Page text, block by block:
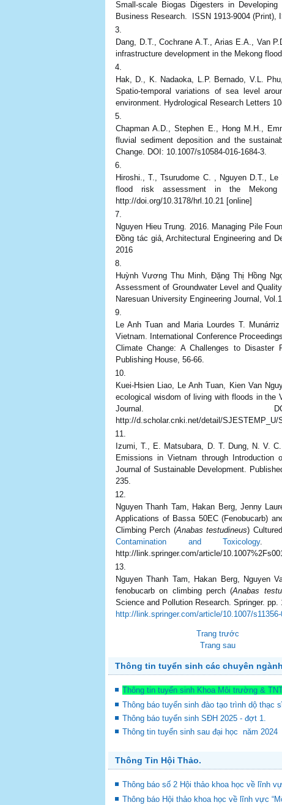
Small-scale Biogas Digesters in
Business Research. ISSN 1913-9004 (Print),
Dang, D.T., Cochrane A.T., Arias E.A., Van
infrastructure development in the Mekong
Hak, D., K. Nadaoka, L.P. Bernado, V.L.
Spatio-temporal variations of sea level
environment. Hydrological Research Letters
Chapman A.D., Stephen E., Hong M.H.,
fluvial sediment deposition and the
Change. DOI: 10.1007/s10584-016-1684-3.
Hiroshi., T., Tsurudome C. , Nguyen D.T.,
flood risk assessment in the
http://doi.org/10.3178/hrl.10.21 [online]
Nguyen Hieu Trung. 2016. Managing Pile
Đồng tác giả, Architectural Engineering and
2016
Huỳnh Vương Thu Minh, Đặng Thị Hồng
Assessment of Groundwater Level and
Naresuan University Engineering Journal,
Le Anh Tuan and Maria Lourdes T.
Vietnam. International Conference
Climate Change: A Challenges to Disaster
Publishing House, 56-66.
Kuei-Hsien Liao, Le Anh Tuan, Kien Van
ecological wisdom of living with floods in the
Journal. DOI:
http://d.scholar.cnki.net/detail/SJESTEMP_U/
Izumi, T., E. Matsubara, D. T. Dung, N. V.
Emissions in Vietnam through
Journal of Sustainable Development.
235.
Nguyen Thanh Tam, Hakan Berg, Jenny
Applications of Bassa 50EC (Fenobucarb)
Climbing Perch (Anabas testudineus)
Contamination and Toxicology.
http://link.springer.com/article/
Nguyen Thanh Tam, Hakan Berg, Nguyen
fenobucarb on climbing perch (Anabas
Science and Pollution Research. Springer. pp.
http://link.springer.com/article/10.1007/
Trang trước
Trang sau
Thông tin tuyển sinh các chuyên
Thông tin tuyển sinh Khoa Môi trường &
Thông báo tuyển sinh đào tạo trình dộ thạc
Thông báo tuyển sinh SĐH 2025 - đợt 1.
Thông tin tuyển sinh sau đại học năm 2024
Thông Tin Hội Thảo.
Thông báo số 2 Hội thảo khoa học về lĩnh
Thông báo Hội thảo khoa học về lĩnh vực